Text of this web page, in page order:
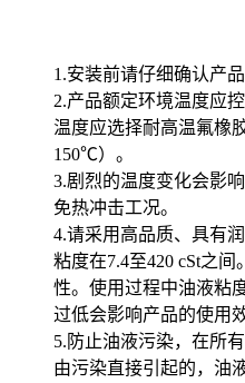
1.安装前请仔细确认产
2.产品额定环境温度应
温度应选择耐高温氟橡
150℃）。
3.剧烈的温度变化会影
免热冲击工况。
4.请采用高品质、具有
粘度在7.4至420 cSt之
性。使用过程中油液粘
过低会影响产品的使用效
5.防止油液污染，在所
由污染直接引起的，油